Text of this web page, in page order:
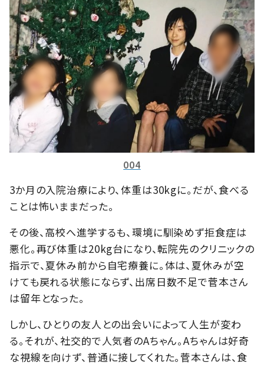
004
3か月の入院治療により、体重は30kgに。だが、食べる
ことは怖いままだった。
その後、高校へ進学するも、環境に馴染めず拒食症は
悪化。再び体重は20kg台になり、転院先のクリニックの
指示で、夏休み前から自宅療養に。体は、夏休みが空
けても戻れる状態にならず、出席日数不足で菅本さん
は留年となった。
しかし、ひとりの友人との出会いによって人生が変わ
る。それが、社交的で人気者のAちゃん。Aちゃんは好奇
な視線を向けず、普通に接してくれた。菅本さんは、食